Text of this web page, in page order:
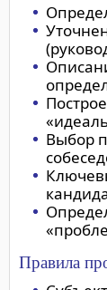
Выбор
Правила